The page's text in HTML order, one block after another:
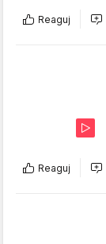
Reaguj
Reaguj